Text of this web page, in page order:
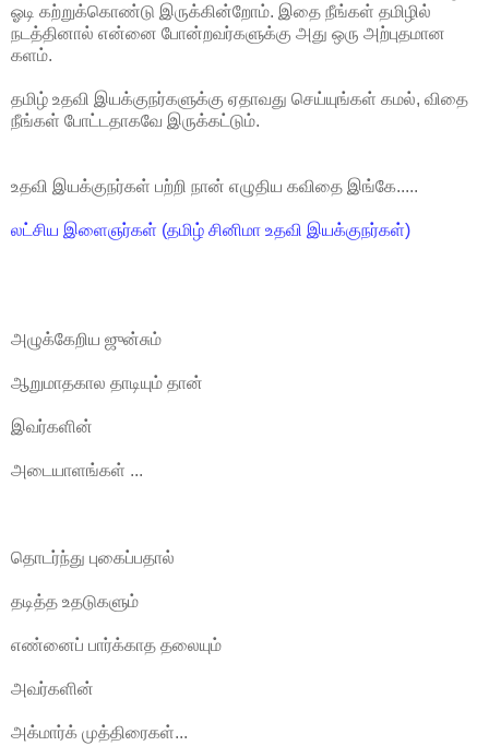
ஓடி கற்றுக்கொண்டு இருக்கின்றோம். இதை நீங்கள் தமிழில்
நடத்தினால் என்னை போன்றவர்களுக்கு அது ஒரு அற்புதமான
களம்.
தமிழ் உதவி இயக்குநர்களுக்கு ஏதாவது செய்யுங்கள் கமல், விதை
நீங்கள் போட்டதாகவே இருக்கட்டும்.
உதவி இயக்குநர்கள் பற்றி நான் எழுதிய கவிதை இங்கே.....
லட்சிய இளைஞர்கள் (தமிழ் சினிமா உதவி இயக்குநர்கள்)
அழுக்கேறிய ஜுன்சும்
ஆறுமாதகால தாடியும் தான்
இவர்களின்
அடையாளங்கள் ...
தொடர்ந்து புகைப்பதால்
தடித்த உதடுகளும்
எண்னைப் பார்க்காத தலையும்
அவர்களின்
அக்மார்க் முத்திரைகள்...